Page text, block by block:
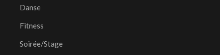
Danse
Fitness
Soirée/Stage